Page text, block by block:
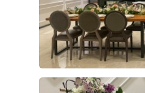
기존 웨딩홀과의 계약을 파
이 너무 예뻤습니다! 저희의 예산에 맞추어 견적도 내주셨
고 추가로 단독홀이면서 예식시간이 90분, 예식장에 대형
스크린과 긴 버진로드, 스
장, 연회장 사용가능시간이
5군데가 있다는 부분에서도